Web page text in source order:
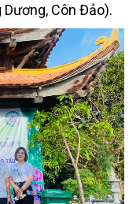
Côn Đảo).